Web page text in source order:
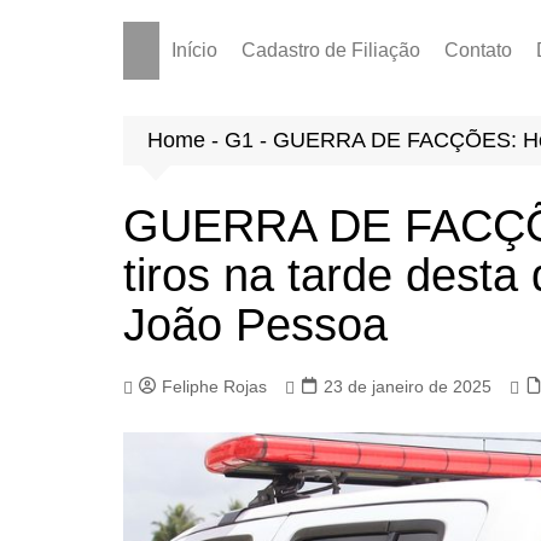
Início Cadastro de Filiação Contato
Home - G1 - GUERRA DE FACÇÕES:
GUERRA DE
tiros na tarde desta
João Pessoa
Feliphe Rojas 23 de janeiro de 2025